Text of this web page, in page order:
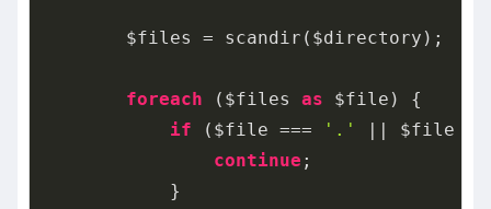
        $files = scandir($directory);
foreach ($files as $file) {
if ($file === '.'
|| $file
continue ;
            }